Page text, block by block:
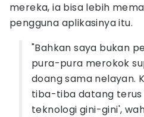
mereka, ia bisa lebih
pengguna aplikasinya itu.
"Bahkan saya bukan
pura-pura merokok
doang sama nelayan.
tiba-tiba datang terus
teknologi gini-gini',